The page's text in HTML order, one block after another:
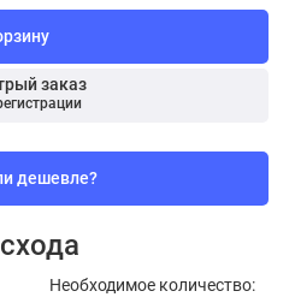
заказ
дешевле?
Необходимое количество: